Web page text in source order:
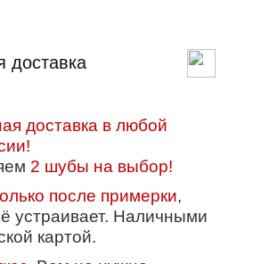
доставка
доставка в любой
2 шубы на выбор!
после примерки,
устраивает. Наличными
картой.